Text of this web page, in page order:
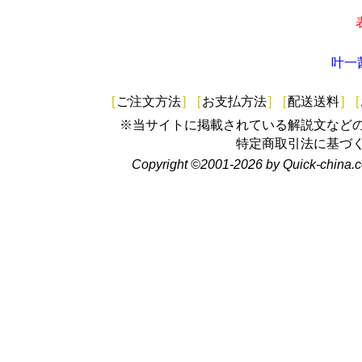
叶一
[ ご注文方法] [お支払方法] [配送送料] [
※当サイトに掲載されている解説文など
特定商取引法に基づ
Copyright ©2001-2026 by Quick-